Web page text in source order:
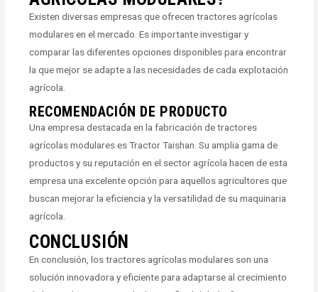
Existen diversas empresas que ofrecen tractores agrícolas
modulares en el mercado. Es importante investigar y
comparar las diferentes opciones disponibles para encontrar
la que mejor se adapte a las necesidades de cada explotación
agrícola.
RECOMENDACIÓN DE PRODUCTO
Una empresa destacada en la fabricación de tractores
agrícolas modulares es Tractor Taishan. Su amplia gama de
productos y su reputación en el sector agrícola hacen de esta
empresa una excelente opción para aquellos agricultores que
buscan mejorar la eficiencia y la versatilidad de su maquinaria
agrícola.
CONCLUSIÓN
En conclusión, los tractores agrícolas modulares son una
solución innovadora y eficiente para adaptarse al crecimiento